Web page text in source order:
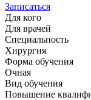
Записаться
Для кого
Для врачей
Специальность
Хирургия
Форма обучения
Очная
Вид обучения
Повышение